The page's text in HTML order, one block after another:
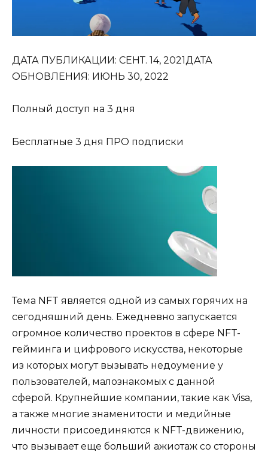
ДАТА ПУБЛИКАЦИИ: СЕНТ. 14, 2021ДАТА
ОБНОВЛЕНИЯ: ИЮНЬ 30, 2022
Полный доступ на 3 дня
Бесплатные 3 дня ПРО подписки
Тема NFT является одной из самых горячих на
сегодняшний день. Ежедневно запускается
огромное количество проектов в сфере NFT-
гейминга и цифрового искусства, некоторые
из которых могут вызывать недоумение у
пользователей, малознакомых с данной
сферой. Крупнейшие компании, такие как Visa,
а также многие знаменитости и медийные
личности присоединяются к NFT-движению,
что вызывает еще больший ажиотаж со стороны